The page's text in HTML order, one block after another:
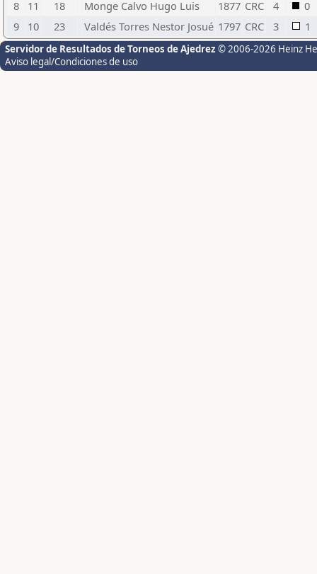
8
11 18 Monge Calvo Hugo Luis 1877 CRC 4
0
9
10 23 Valdés Torres Nestor Josué 1797 CRC 3 1
Servidor de Resultados de Torneos de Ajedrez © 2006-2026 Heinz
Aviso legal/Condiciones de uso